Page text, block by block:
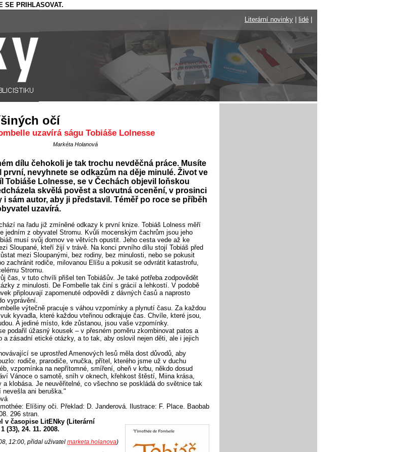
SE PRIHLASOVAT.
Literární novinky
lidé
očí
uzavírá ságu Tobiáše Lolnesse
Markéta Holanová
dílu čehokoli je tak trochu nevděčná práce. Musíte
nevyhnete se odkazům na děje minulé. Život ve
Tobiáše Lolnesse, se v Čechách objevil loňskou
skvělá pověst a slovutná ocenění, v prosinci
i sám autor, aby ji představil. Téměř po roce se příběh
uzavírá.
na řadu již zmíněné odkazy k první knize. Tobiáš Lolness měří
jedním z obyvatel Stromu. Kvůli mocenským čachrům jsou jeho
musí svůj domov ve větvích opustit. Jeho cesta vede až ke
Sloupané, kteří žijí v trávě. Na konci prvního dílu stojí Tobiáš před
mezi Sloupanými, bez rodiny, bez minulosti, nebo se pokusit
zachránit rodiče, milovanou Elíšu a pokusit se odvrátit katastrofu,
Stromu.
čas, v tuto chvíli přišel ten Tobiášův. Je také potřeba zodpovědět
z minulosti. De Fombelle tak činí s grácií a lehkostí. V podobě
připlouvají zapomenuté odpovědi z dávných časů a naprosto
vyprávění.
výtečně pracuje s váhou vzpomínky a plynutí času. Za každou
kyvadla, které každou vteřinou odkrajuje čas. Chvíle, které jsou,
A jediné místo, kde zůstanou, jsou vaše vzpomínky.
podařil úžasný kousek – v přesném poměru zkombinovat patos a
a zásadní etické otázky, a to tak, aby oslovil nejen děti, ale i jejich
se uprostřed Amenových lesů měla dost důvodů, aby
rodiče, prarodiče, vnučka, přítel, kterého jsme už v duchu
vzpomínka na nepřítomné, smíření, oheň v krbu, někdo dosud
Vánoce o samotě, sníh v oknech, křehkost štěstí, Miina krása,
a klobása. Je neuvěřitelné, co všechno se poskládá do světnice tak
ani beruška."
Elíšiny oči. Překlad: D. Janderová. Ilustrace: F. Place. Baobab
296 stran.
v časopise LitENky (Literární
(33), 24. 11. 2008.
12:00, přidal uživatelmarketa.holanova)